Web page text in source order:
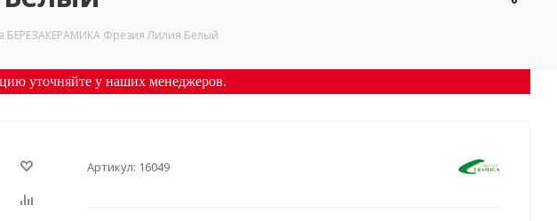
БЕРЕЗАКЕРАМИКА Фрезия Лилия Белый
уточняйте у наших менеджеров.
Артикул: 16049